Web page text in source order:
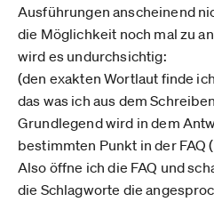
Ausführungen anscheinend
die Möglichkeit noch mal zu
wird es undurchsichtig:
(den exakten Wortlaut finde
das was ich aus dem
Grundlegend wird in dem
bestimmten Punkt in der FAQ
Also öffne ich die FAQ und
die Schlagworte die